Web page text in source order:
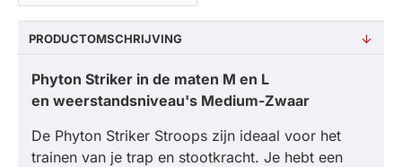
PRODUCTOMSCHRIJVING
Phyton Striker in de maten M en L
en weerstandsniveau's Medium-Zwaar
De Phyton Striker Stroops zijn ideaal voor het
trainen van je trap en stootkracht. Je hebt een